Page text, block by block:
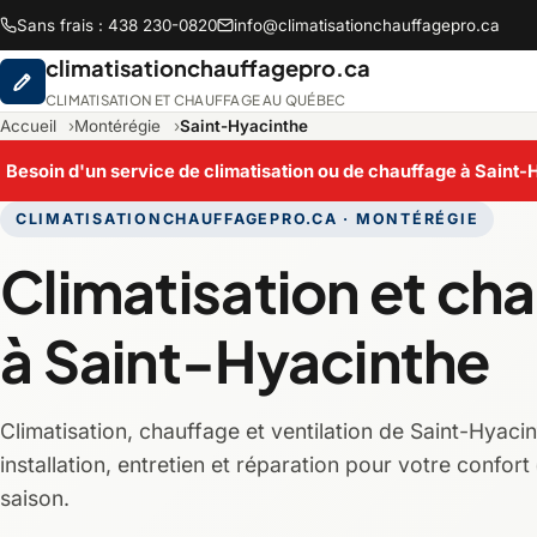
Sans frais : 438 230-0820 info@climatisationchauffagepro.ca
climatisationchauffagepro.ca
CLIMATISATION ET CHAUFFAGE AU QUÉBEC
Chaudière-Appalaches
Lanaudière
Montréal
Accueil Montérégie Saint-Hyacinthe
Besoin d'un service de climatisation ou de chauffage à Saint-
CLIMATISATIONCHAUFFAGEPRO.CA · MONTÉRÉGIE
Climatisation et
à Saint-Hyacinthe
Climatisation, chauffage et ventilation de Saint-
installation, entretien et réparation pour votre confort
saison.